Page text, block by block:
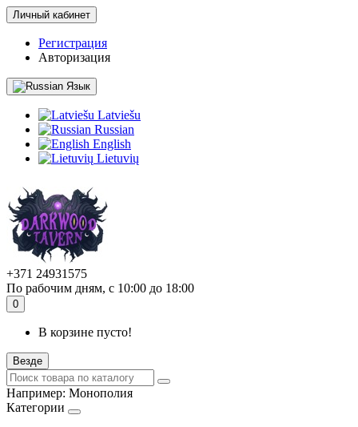
Личный кабинет
Регистрация
Авторизация
Язык
Latviešu
Russian
English
Lietuvių
+371 24931575
По рабочим дням, с 10:00 до 18:00
0
В корзине пусто!
Везде
Например: Монополия
Категории